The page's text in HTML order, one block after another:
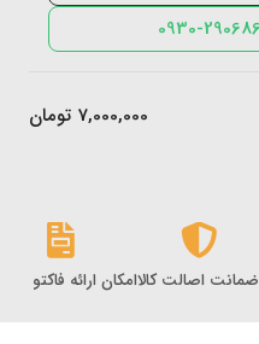
7,000,000 تومان
ضمانت اصالت کالاامکان ارائه فاکتور